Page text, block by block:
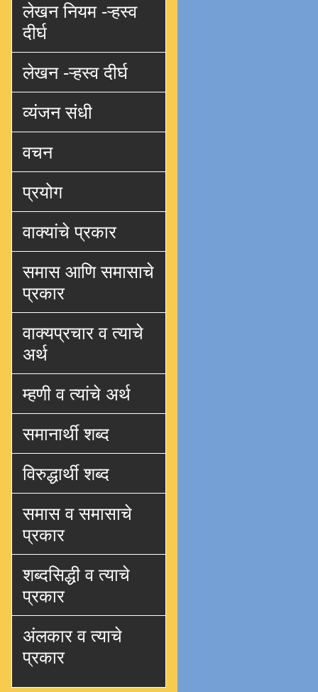
लेखन नियम -ऱ्हस्व
दीर्घ
लेखन -ऱ्हस्व दीर्घ
व्यंजन संधी
वचन
प्रयोग
वाक्यांचे प्रकार
समास आणि समासाचे
प्रकार
वाक्यप्रचार व त्याचे
अर्थ
म्हणी व त्यांचे अर्थ
समानार्थी शब्द
विरुद्धार्थी शब्द
समास व समासाचे
प्रकार
शब्दसिद्धी व त्याचे
प्रकार
अंलकार व त्याचे
प्रकार